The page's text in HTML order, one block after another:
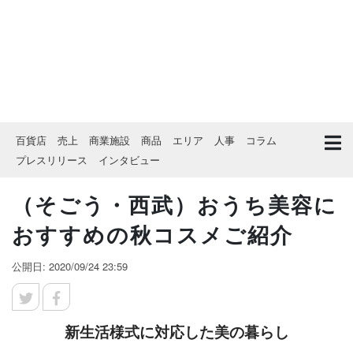
百貨店 売上 商業施設 商品 エリア 人事
コラム
プレスリリース
インタビュー
（そごう・西武）おうち美容に
おすすめの秋コスメご紹介
公開日: 2020/09/24 23:59
新生活様式に対応した美の暮らし